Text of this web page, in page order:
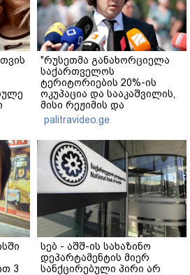
"რუსეთმა განახორციელა
საქართველოს
ტერიტორიების 20%-ის
ოკუპაცია და სააკაშვილის,
მისი რეჟიმის და
"ნაცმოძრაობის" ღალატი
ვერანაირად ვერ
გადაფარავს ამ
დანაშაულს" - ირაკლი
კობახიძე
palitravideo.ge
3
სებ - აშშ-ის სახაზინო
დეპარტამენტის მიერ
სანქცირებული პირი არ